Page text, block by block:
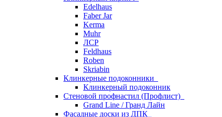
Edelhaus
Faber Jar
Kerma
Muhr
ЛСР
Feldhaus
Roben
Skriabin
Клинкерные подоконники
Клинкерный подоконник
Стеновой профнастил (Профлист)
Grand Line / Гранд Лайн
Фасадные доски из ДПК